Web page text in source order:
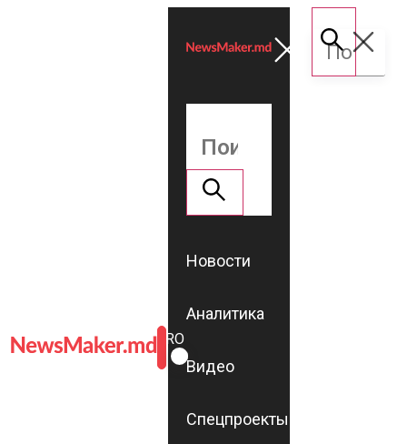
ROMÂNĂ
RU
Новости
Аналитика
Видео
Спецпроекты